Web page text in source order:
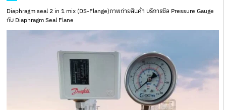
Diaphragm seal 2 in 1 mix (DS-Flange)ภาพถ่ายสินค้า บริการซีล Pressure Gauge
กับ Diaphragm Seal Flane